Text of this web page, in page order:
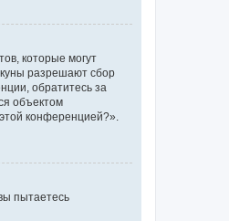
которые могут
разрешают сбор
обратитесь за
объектом
конференцией?».
пытаетесь